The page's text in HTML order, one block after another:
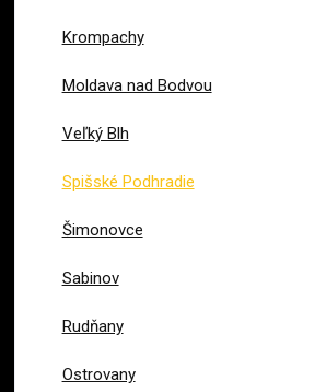
Krompachy
Moldava nad Bodvou
Veľký Blh
Spišské Podhradie
Šimonovce
Sabinov
Rudňany
Ostrovany